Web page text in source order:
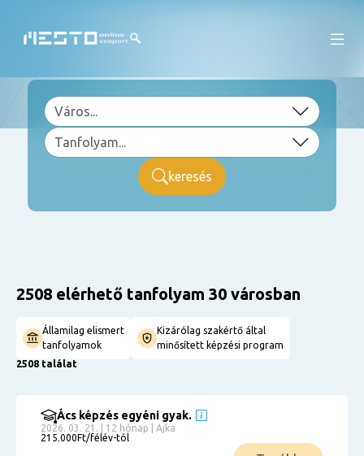
keresés
2508 elérhető tanfolyam 30 városban
Államilag elismert
tanfolyamok
Kizárólag szakértő által
minősített képzési program
2508 találat
Ács képzés egyéni gyak.
2026. 03. 21. | 12 hónap | Ajka
215.000Ft/félév-tól